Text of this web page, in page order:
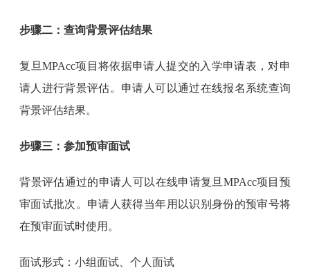
步骤二：查询背景评估结果
复旦MPAcc项目将依据申请人提交的入学申请表，对申
请人进行背景评估。申请人可以通过在线报名系统查询
背景评估结果。
步骤三：参加预审面试
背景评估通过的申请人可以在线申请复旦MPAcc项目预
审面试批次。申请人获得当年用以识别身份的预审号将
在预审面试时使用。
面试形式：小组面试、个人面试